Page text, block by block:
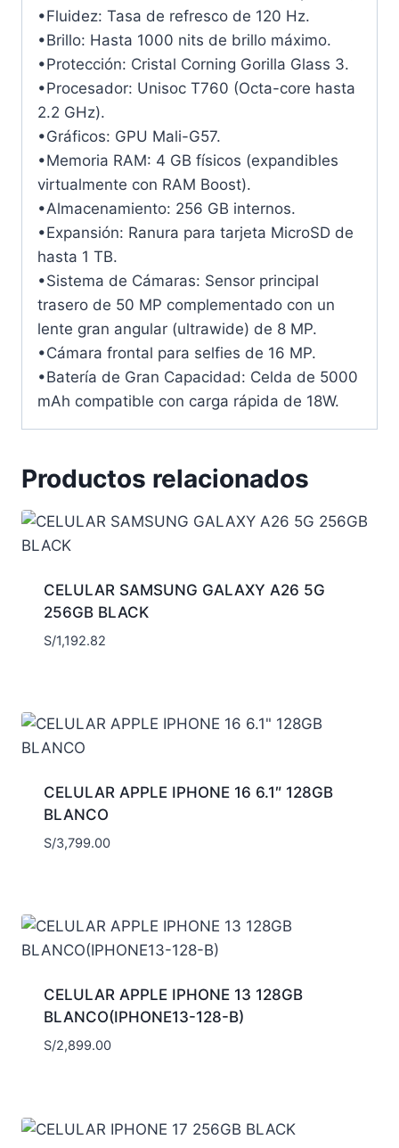
•Fluidez: Tasa de refresco de 120 Hz.
•Brillo: Hasta 1000 nits de brillo máximo.
•Protección: Cristal Corning Gorilla Glass 3.
•Procesador: Unisoc T760 (Octa-core hasta
2.2 GHz).
•Gráficos: GPU Mali-G57.
•Memoria RAM: 4 GB físicos (expandibles
virtualmente con RAM Boost).
•Almacenamiento: 256 GB internos.
•Expansión: Ranura para tarjeta MicroSD de
hasta 1 TB.
•Sistema de Cámaras: Sensor principal
trasero de 50 MP complementado con un
lente gran angular (ultrawide) de 8 MP.
•Cámara frontal para selfies de 16 MP.
•Batería de Gran Capacidad: Celda de 5000
mAh compatible con carga rápida de 18W.
Productos relacionados
CELULAR SAMSUNG GALAXY A26 5G
256GB BLACK
S/1,192.82
CELULAR APPLE IPHONE 16 6.1″ 128GB
BLANCO
S/3,799.00
CELULAR APPLE IPHONE 13 128GB
BLANCO(IPHONE13-128-B)
S/2,899.00